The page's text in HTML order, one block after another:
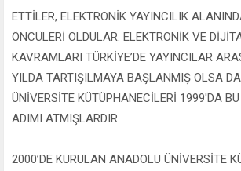
ETTİLER, ELEKTRONİK YAYINCILIK
ÖNCÜLERİ OLDULAR. ELEKTRONİK VE
KAVRAMLARI TÜRKİYE’DE YAYINCILAR
YILDA TARTIŞILMAYA BAŞLANMIŞ OLSA
ÜNİVERSİTE KÜTÜPHANECİLERİ 1999'DA
ADIMI ATMIŞLARDIR.
2000’DE KURULAN ANADOLU ÜNİVERSİTE